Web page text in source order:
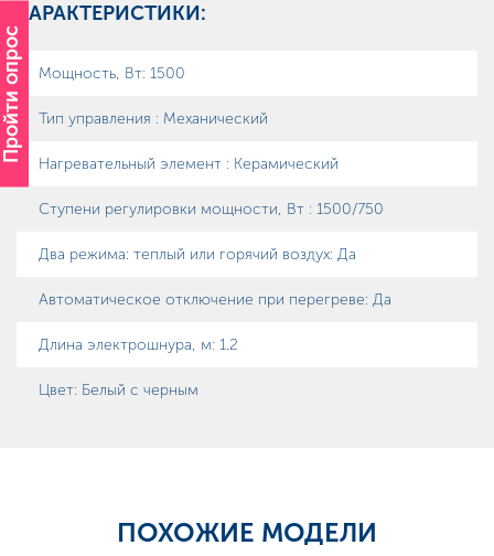
Пройти опрос
ХАРАКТЕРИСТИКИ:
Мощность, Вт: 1500
Тип управления : Механический
Нагревательный элемент : Керамический
Ступени регулировки мощности, Вт : 1500/750
Два режима: теплый или горячий воздух: Да
Автоматическое отключение при перегреве: Да
Длина электрошнура, м: 1.2
Цвет: Белый с черным
ПОХОЖИЕ МОДЕЛИ